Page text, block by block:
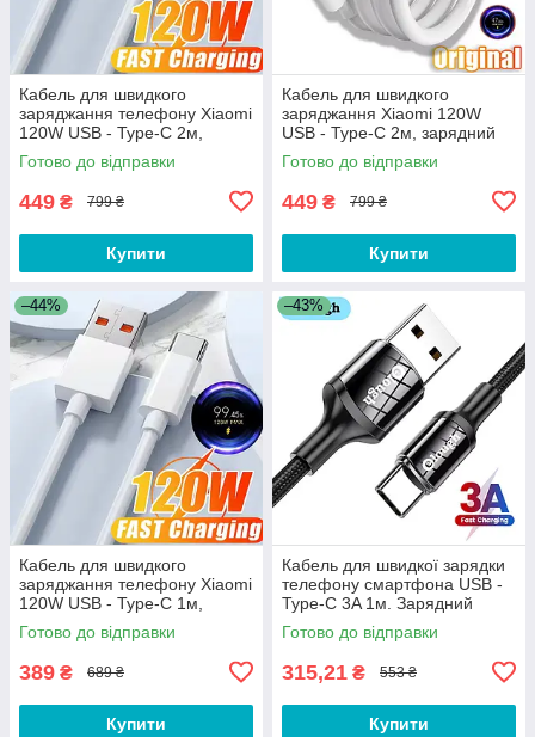
Кабель для швидкого
заряджання телефону Xiaomi
120W USB - Type-C 2м,
зарядний провід шнур ЮСБ
на Тайп Сі
Готово до відправки
449 ₴ 799 ₴
Купити
Кабель для швидкого
заряджання Xiaomi 120W
USB - Type-C 2м, зарядний
провід шнур для телефону
ЮСБ на Тайп Сі
Готово до відправки
449 ₴ 799 ₴
Купити
–44%
Кабель для швидкого
заряджання телефону Xiaomi
120W USB - Type-C 1м,
зарядний провід шнур ЮСБ
на Тайп Сі
Готово до відправки
389 ₴ 689 ₴
Купити
–43%
Кабель для швидкої зарядки
телефону смартфона USB -
Type-C 3A 1м. Зарядний
провід шнур ЮСБ на Тайп З
DC787-1B
Готово до відправки
315,21 ₴ 553 ₴
Купити